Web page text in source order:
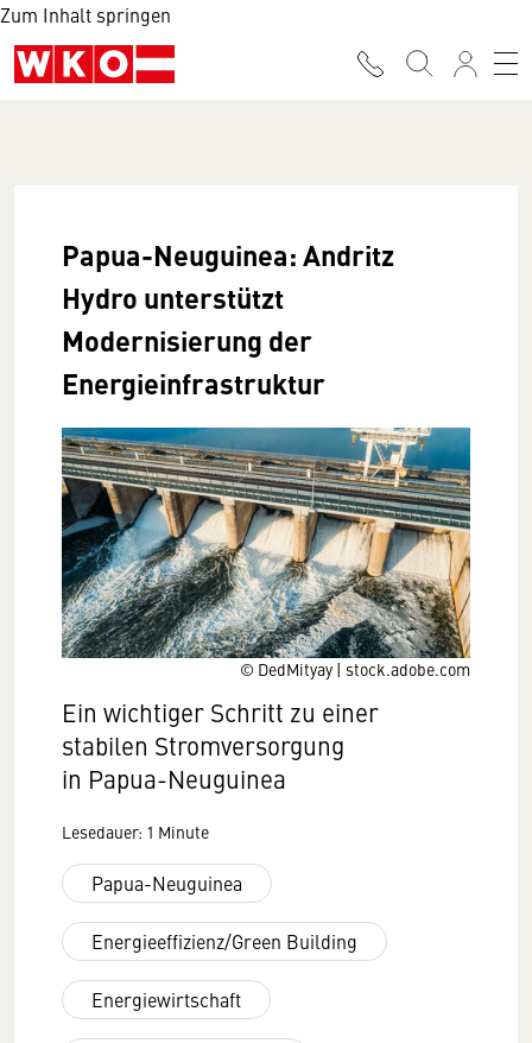
Zum Inhalt springen
© DedMityay | stock.adobe.com
Papua-Neuguinea: Andritz
Hydro unterstützt
Modernisierung der
Energieinfrastruktur
Ein wichtiger Schritt zu einer
stabilen Stromversorgung
in Papua-Neuguinea
Lesedauer: 1 Minute
Papua-Neuguinea
Energieeffizienz/Green Building
Energiewirtschaft